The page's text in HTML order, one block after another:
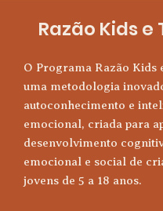
Razão Kids e
O Programa Razão Kids
uma metodologia
autoconhecimento e
emocional, criada para
desenvolvimento
emocional e social de
jovens de 5 a 18 anos.